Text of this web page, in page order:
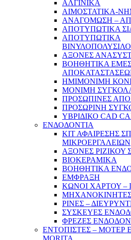
ΑΛΓΙΝΙΚΑ
ΑΙΜΟΣΤΑΤΙΚΑ-
ΑΝΑΓΟΜΩΣΗ –
ΑΠΟΤΥΠΩΤΙΚΑ
ΑΠΟΤΥΠΩΤΙΚΑ
ΑΞΟΝΕΣ
ΒΟΗΘΗΤΙΚΑ
ΗΜΙΜΟΝΙΜΗ
ΜΟΝΙΜΗ
ΠΡΟΣΩΠΙΝΕΣ
ΠΡΟΣΩΡΙΝΗ
ΥΒΡΙΔΙΚΟ CAD
ΕΝΔΟΔΟΝΤΙΑ
ΚΙΤ ΑΦΑΙΡΕΣΗΣ
ΜΙΚΡΟΕΡΓΑΛΕΙΩΝ
ΑΞΟΝΕΣ ΡΙΖΙΚΟΥ
ΒΙΟΚΕΡΑΜΙΚΑ
ΒΟΗΘΗΤΙΚΑ
ΕΜΦΡΑΞΗ
ΚΩΝΟΙ ΧΑΡΤΟΥ –
ΜΗΧΑΝΟΚΙΝΗΤΕΣ
ΡΙΝΕΣ –
ΣΥΣΚΕΥΕΣ
ΦΡΕΖΕΣ
ΕΝΤΟΠΙΣΤΕΣ – ΜΟΤΕΡ
MORITA